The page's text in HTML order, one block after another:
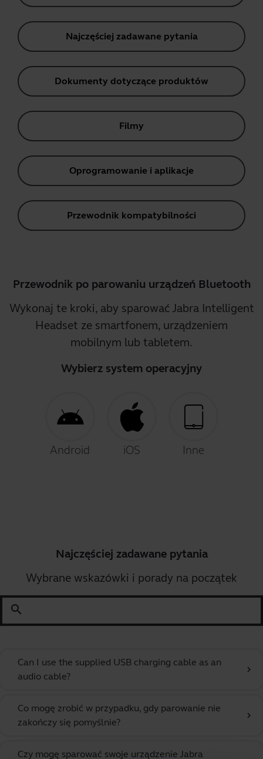
Najczęściej zadawane pytania
Dokumenty dotyczące produktów
Filmy
Oprogramowanie i aplikacje
Przewodnik kompatybilności
Przewodnik po parowaniu urządzeń Bluetooth
Wykonaj te kroki, aby sparować Jabra Intelligent
Headset ze smartfonem, urządzeniem
mobilnym lub tabletem.
Wybierz system operacyjny
Android iOS Inne
Najczęściej zadawane pytania
Wybrane wskazówki i porady na początek
search
Can I use the supplied USB charging cable as an
audio cable?
chevron_right
Co mogę zrobić w przypadku, gdy parowanie nie
zakończy się pomyślnie?
chevron_right
Czy mogę sparować swoje urządzenie Jabra